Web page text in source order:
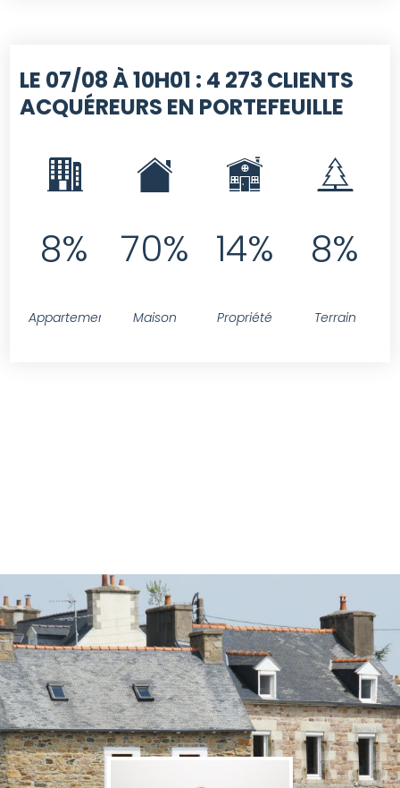
LE 07/08 À 10H01 : 4 273 CLIENTS
ACQUÉREURS EN PORTEFEUILLE
8%
Appartement
70%
Maison
14%
Propriété
8%
Terrain